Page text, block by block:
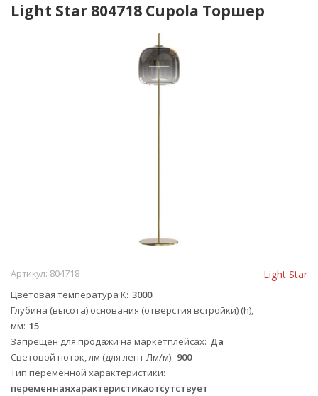
Light Star 804718 Cupola Торшер
Light Star
Артикул: 804718
Цветовая температура К 3000
Глубина (высота) основания (отверстия встройки) (h),
мм 15
Запрещен для продажи на маркетплейсах Да
Световой поток, лм (для лент Лм/м) 900
Тип переменной характеристики
переменнаяхарактеристикаотсутствует